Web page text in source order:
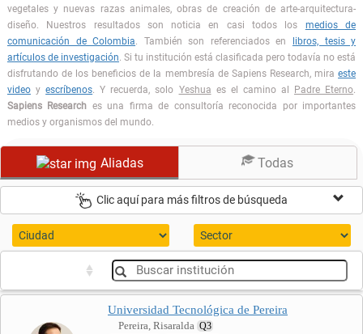
vegetales y nuevas razas animales, obras de creación de arte-arquitectura-
diseño. Nuestros resultados son noticia en casi todos los medios de
comunicación de Colombia. También son referenciados en
libros, tesis y
artículos de investigación. Si tu institución está clasificada pero todavía no está
disfrutando de los beneficios de la membresía de Sapiens Research, miraeste
videoyescríbenos. Y recuerda, solo Yeshua es el camino al Padre Eterno.
Sapiens Research es una firma de consultoría reconocida por importantes
medios y organismos del mundo.
Aliadas Todas
Clic aquí para más filtros de búsqueda
Universidad Tecnológica de Pereira
Pereira, Risaralda Q3